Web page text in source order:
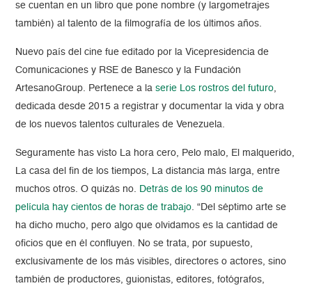
se cuentan en un libro que pone nombre (y largometrajes
también) al talento de la filmografía de los últimos años.
Nuevo país del cine fue editado por la Vicepresidencia de
Comunicaciones y RSE de Banesco y la Fundación
ArtesanoGroup. Pertenece a laserie Los rostros del futuro,
dedicada desde 2015 a registrar y documentar la vida y obra
de los nuevos talentos culturales de Venezuela.
Seguramente has visto La hora cero, Pelo malo, El malquerido,
La casa del fin de los tiempos, La distancia más larga, entre
muchos otros. O quizás no. Detrás de los 90 minutos de
película hay cientos de horas de trabajo. “Del séptimo arte se
ha dicho mucho, pero algo que olvidamos es la cantidad de
oficios que en él confluyen. No se trata, por supuesto,
exclusivamente de los más visibles, directores o actores, sino
también de productores, guionistas, editores, fotógrafos,